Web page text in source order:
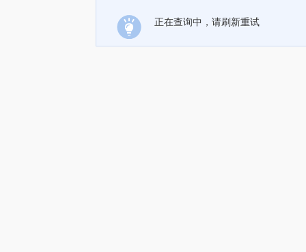
正在查询中，请刷新重试